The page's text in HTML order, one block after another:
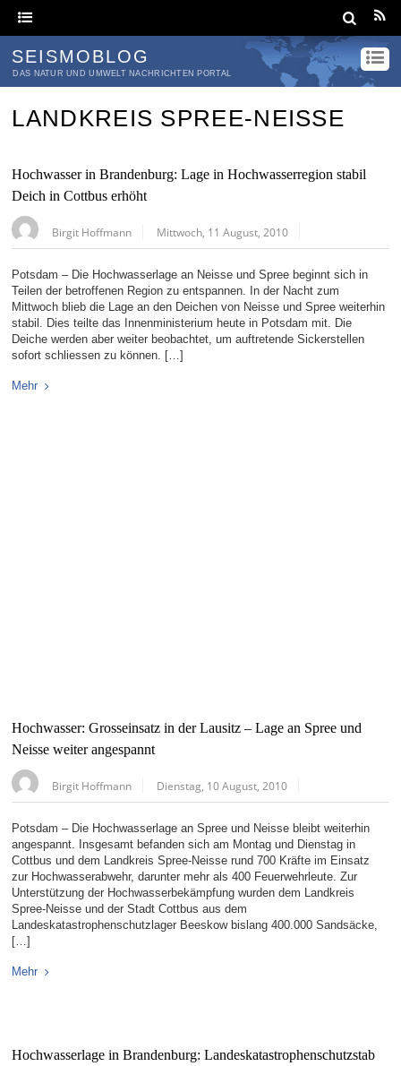
SEISMOBLOG
DAS NATUR UND UMWELT NACHRICHTEN PORTAL
LANDKREIS SPREE-NEISSE
Hochwasser in Brandenburg: Lage in Hochwasserregion stabil
Deich in Cottbus erhöht
Birgit Hoffmann Mittwoch, 11 August, 2010
Potsdam – Die Hochwasserlage an Neisse und Spree beginnt sich in
Teilen der betroffenen Region zu entspannen. In der Nacht zum
Mittwoch blieb die Lage an den Deichen von Neisse und Spree weiterhin
stabil. Dies teilte das Innenministerium heute in Potsdam mit. Die
Deiche werden aber weiter beobachtet, um auftretende Sickerstellen
sofort schliessen zu können. […]
Mehr
Hochwasser: Grosseinsatz in der Lausitz – Lage an Spree und
Neisse weiter angespannt
Birgit Hoffmann Dienstag, 10 August, 2010
Potsdam – Die Hochwasserlage an Spree und Neisse bleibt weiterhin
angespannt. Insgesamt befanden sich am Montag und Dienstag in
Cottbus und dem Landkreis Spree-Neisse rund 700 Kräfte im Einsatz
zur Hochwasserabwehr, darunter mehr als 400 Feuerwehrleute. Zur
Unterstützung der Hochwasserbekämpfung wurden dem Landkreis
Spree-Neisse und der Stadt Cottbus aus dem
Landeskatastrophenschutzlager Beeskow bislang 400.000 Sandsäcke,
[…]
Mehr
Hochwasserlage in Brandenburg: Landeskatastrophenschutzstab